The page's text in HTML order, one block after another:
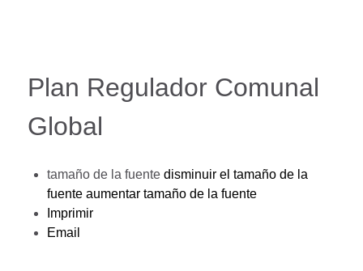
Plan Regulador Comunal
Global
tamaño de la fuente disminuir el tamaño de la
fuente aumentar tamaño de la fuente
Imprimir
Email